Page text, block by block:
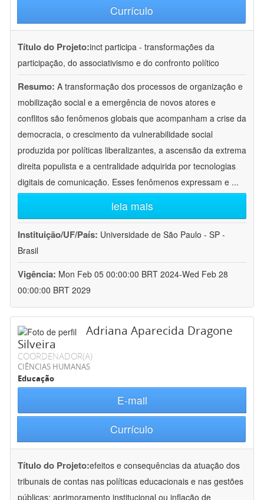
Currículo
Título do Projeto:inct participa - transformações da
participação, do associativismo e do confronto político
Resumo: A transformação dos processos de organização e
mobilização social e a emergência de novos atores e
conflitos são fenômenos globais que acompanham a crise da
democracia, o crescimento da vulnerabilidade social
produzida por políticas liberalizantes, a ascensão da extrema
direita populista e a centralidade adquirida por tecnologias
digitais de comunicação. Esses fenômenos expressam e ...
leia mais
Instituição/UF/País: Universidade de São Paulo - SP -
Brasil
Vigência: Mon Feb 05 00:00:00 BRT 2024-Wed Feb 28
00:00:00 BRT 2029
Adriana Aparecida Dragone
Silveira
COORDENADOR(A)
CIÊNCIAS HUMANAS
Educação
E-mail
Currículo
Título do Projeto:efeitos e consequências da atuação dos
tribunais de contas nas políticas educacionais e nas gestões
públicas: aprimoramento institucional ou inflação de